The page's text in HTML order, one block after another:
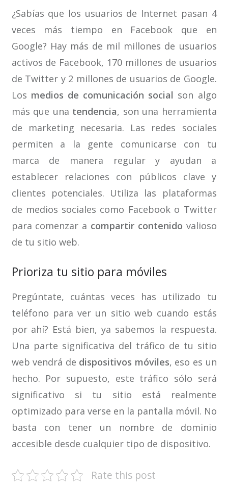
¿Sabías que los usuarios de Internet pasan 4
veces más tiempo en Facebook que en
Google? Hay más de mil millones de usuarios
activos de Facebook, 170 millones de usuarios
de Twitter y 2 millones de usuarios de Google.
Los medios de comunicación social son algo
más que una tendencia, son una herramienta
de marketing necesaria. Las redes sociales
permiten a la gente comunicarse con tu
marca de manera regular y ayudan a
establecer relaciones con públicos clave y
clientes potenciales. Utiliza las plataformas
de medios sociales como Facebook o Twitter
para comenzar a compartir contenido valioso
de tu sitio web.
Prioriza tu sitio para móviles
Pregúntate, cuántas veces has utilizado tu
teléfono para ver un sitio web cuando estás
por ahí? Está bien, ya sabemos la respuesta.
Una parte significativa del tráfico de tu sitio
web vendrá de dispositivos móviles, eso es un
hecho. Por supuesto, este tráfico sólo será
significativo si tu sitio está realmente
optimizado para verse en la pantalla móvil. No
basta con tener un nombre de dominio
accesible desde cualquier tipo de dispositivo.
Rate this post